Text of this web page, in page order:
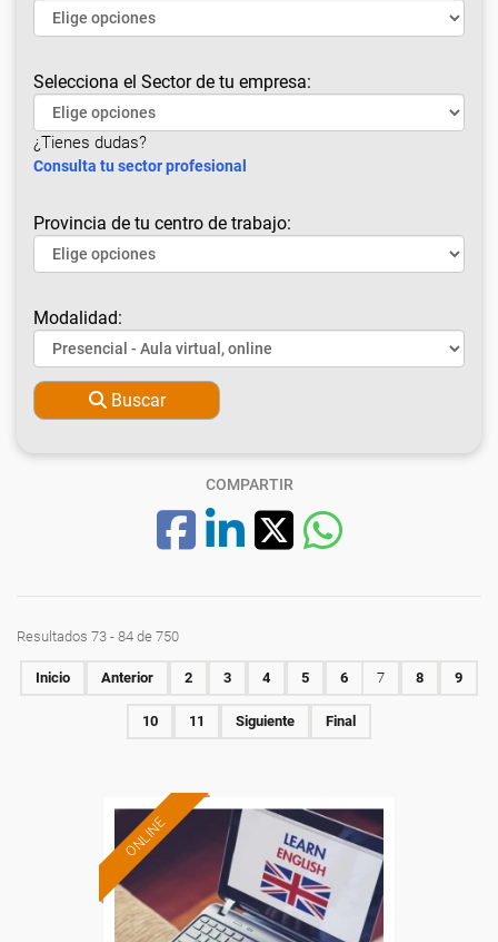
Selecciona el Sector de tu empresa:
¿Tienes dudas?
Consulta tu sector profesional
Provincia de tu centro de trabajo:
Modalidad:
Buscar
COMPARTIR
Resultados 73 - 84 de 750
Inicio Anterior 2 3 4 5 6 7 8 9
10 11 Siguiente Final
ONLINE
Formación 100%
subvencionada.